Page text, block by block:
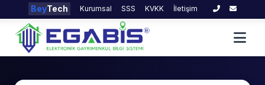
BeyTech Kurumsal SSS KVKK İletişim